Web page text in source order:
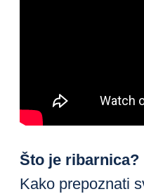
Što je ribarnica?
Kako prepoznati